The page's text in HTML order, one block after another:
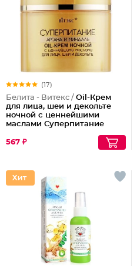
(17)
Белита - Витекс / Oil-Крем
для лица, шеи и декольте
ночной с ценнейшими
маслами Суперпитание
567 ₽